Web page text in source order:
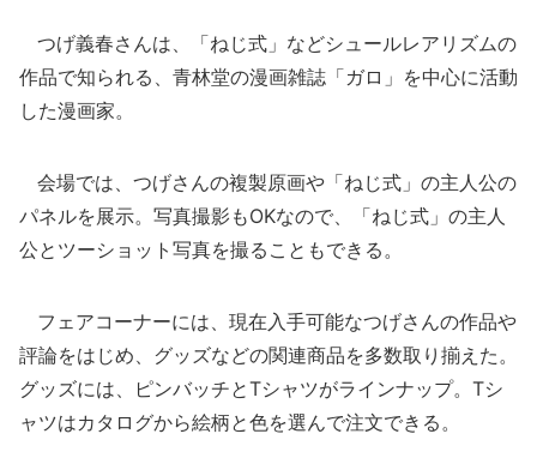
つげ義春さんは、「ねじ式」などシュールレアリズムの
作品で知られる、青林堂の漫画雑誌「ガロ」を中心に活動
した漫画家。
会場では、つげさんの複製原画や「ねじ式」の主人公の
パネルを展示。写真撮影もOKなので、「ねじ式」の主人
公とツーショット写真を撮ることもできる。
フェアコーナーには、現在入手可能なつげさんの作品や
評論をはじめ、グッズなどの関連商品を多数取り揃えた。
グッズには、ピンバッチとTシャツがラインナップ。Tシ
ャツはカタログから絵柄と色を選んで注文できる。